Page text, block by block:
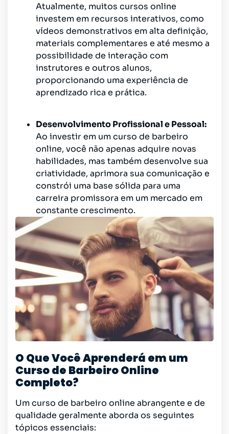
Atualmente, muitos cursos online
investem em recursos interativos, como
vídeos demonstrativos em alta definição,
materiais complementares e até mesmo a
possibilidade de interação com
instrutores e outros alunos,
proporcionando uma experiência de
aprendizado rica e prática.
Desenvolvimento Profissional e Pessoal:
Ao investir em um curso de barbeiro
online, você não apenas adquire novas
habilidades, mas também desenvolve sua
criatividade, aprimora sua comunicação e
constrói uma base sólida para uma
carreira promissora em um mercado em
constante crescimento.
O Que Você Aprenderá em um
Curso de Barbeiro Online
Completo?
Um curso de barbeiro online abrangente e de
qualidade geralmente aborda os seguintes
tópicos essenciais: